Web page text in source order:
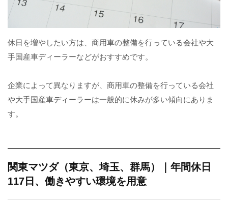
休日を増やしたい方は、商用車の整備を行っている会社や大
手国産車ディーラーなどがおすすめです。
企業によって異なりますが、商用車の整備を行っている会社
や大手国産車ディーラーは一般的に休みが多い傾向にありま
す。
関東マツダ（東京、埼玉、群馬）｜年間休日
117日、働きやすい環境を用意